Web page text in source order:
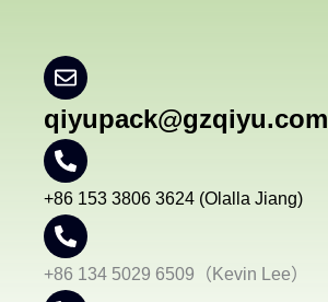
qiyupack@gzqiyu.com
+86 153 3806 3624 (Olalla Jiang)
+86 134 5029 6509（Kevin Lee）